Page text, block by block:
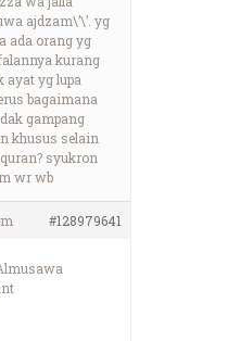
ajdzam\’\’. yg
ada orang yg
kurang
ayat yg lupa
bagaimana
gampang
khusus selain
syukron
wr wb
#128979641